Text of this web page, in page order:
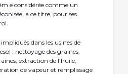
e considérée comme un
a ce titre, pour ses
dans les usines de
: nettoyage des graines,
extraction de l’huile,
de vapeur et remplissage